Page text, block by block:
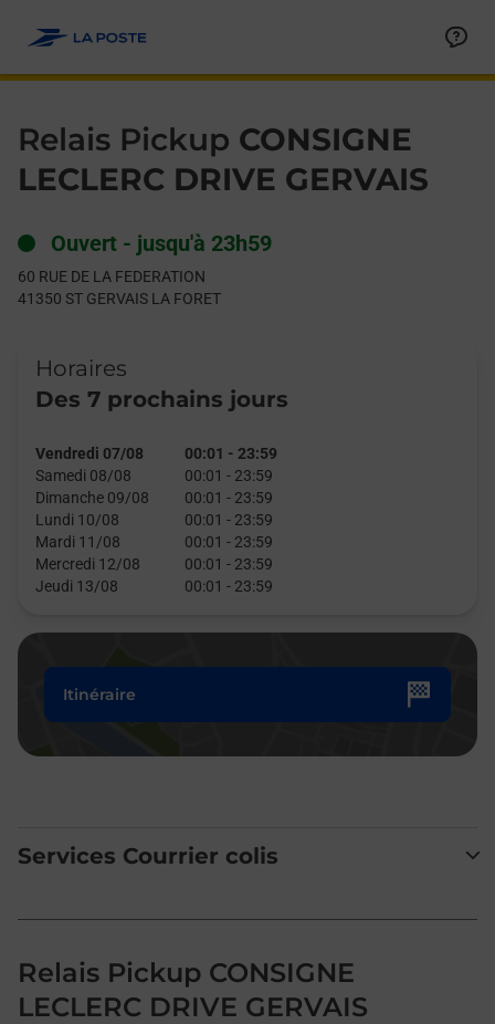
Relais Pickup CONSIGNE
LECLERC DRIVE GERVAIS
Ouvert - jusqu'à 23h59
60 RUE DE LA FEDERATION
41350 ST GERVAIS LA FORET
Horaires
Des 7 prochains jours
Vendredi 07/08 00:01 - 23:59
Samedi 08/08
00:01 - 23:59
Dimanche 09/08
00:01 - 23:59
Lundi 10/08
00:01 - 23:59
Mardi 11/08
00:01 - 23:59
Mercredi 12/08
00:01 - 23:59
Jeudi 13/08
00:01 - 23:59
Itinéraire
Services Courrier colis
Relais Pickup CONSIGNE
LECLERC DRIVE GERVAIS